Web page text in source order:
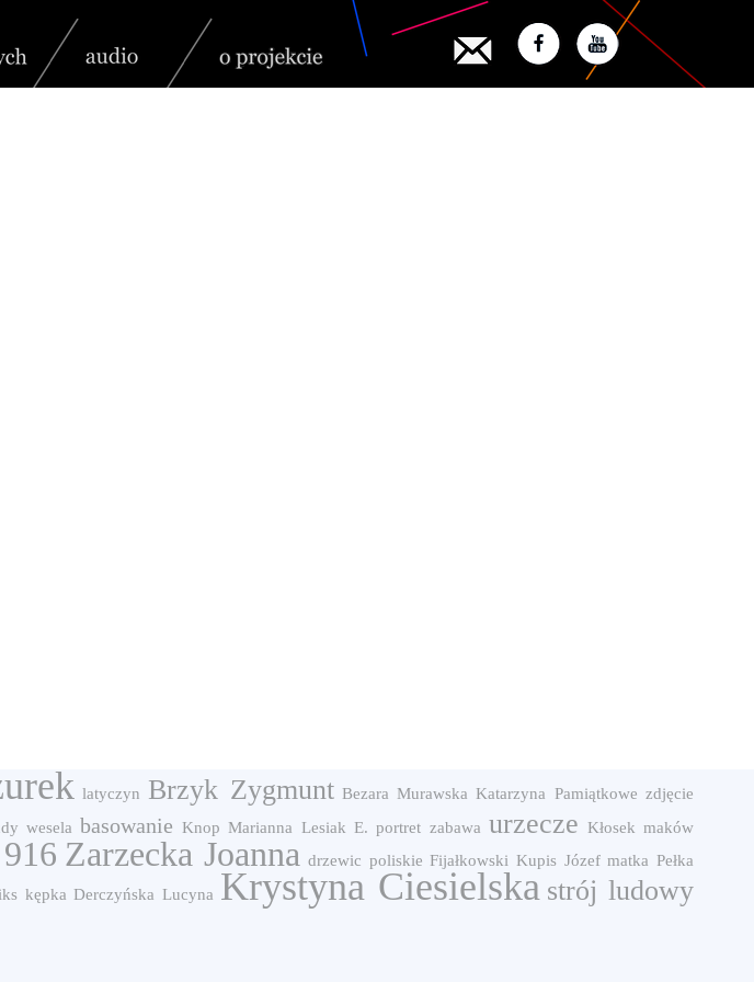
latyczyn Brzyk Zygmunt Bezara Murawska Katarzyna Pamiątkowe zdjęcie
wesela basowanie Knop Marianna Lesiak E. portret zabawa urzecze Kłosek maków
916 Zarzecka Joanna drzewic poliskie Fijałkowski Kupis Józef matka Pełka
kępka Derczyńska Lucyna Krystyna Ciesielska strój ludowy